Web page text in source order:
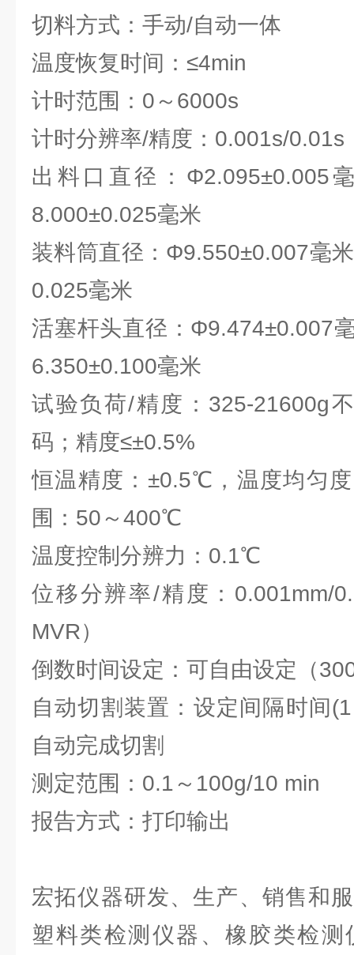
切料方式：手动/自动一体
温度恢复时间：≤4min
计时范围：0～6000s
计时分辨率/精度：0.001s/0.01s
出料口直径：Φ2.095±0.005
8.000±0.025毫米
装料筒直径：Φ9.550±0.007毫
0.025毫米
活塞杆头直径：Φ9.474±0.007
6.350±0.100毫米
试验负荷/精度：325-21600g
码；精度≤±0.5%
恒温精度：±0.5℃，温度均匀
围：50～400℃
温度控制分辨力：0.1℃
位移分辨率/精度：0.001mm/
MVR）
倒数时间设定：可自由设定（
自动切割装置：设定间隔时间
自动完成切割
测定范围：0.1～100g/10 min
报告方式：打印输出
宏拓仪器研发、生产、销售和
塑料类检测仪器、橡胶类检